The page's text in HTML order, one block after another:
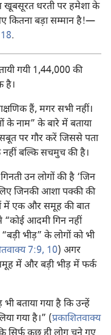
खूबसूरत धरती पर हमेशा के
कितना बड़ा सम्मान है!—
.
गयी 1,44,000 की
है।
हैं, मगर सभी नहीं।
के नाम” के बारे में बताया
पर गौर करें जिससे पता
नहीं बल्कि सचमुच की है।
उन लोगों की है ‘जिन
जिनकी आशा पक्की की
में एक और समूह की बात
“कोई आदमी गिन नहीं
भीड़” के लोगों को भी
7:9, 10) अगर
में और बड़ी भीड़ में फर्क
बताया गया है कि उन्हें
गया है।” (प्रकाशितवाक्य